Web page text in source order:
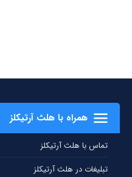
همراه با هلث آرتیکلز
تماس با هلث آرتیکلز
تبلیغات در هلث آرتیکلز